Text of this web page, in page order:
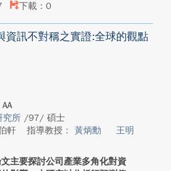
下載：0
資訊不對稱之實證:全球的觀點
究所 /97/ 碩士
軒
指導教授： 黃炳勳
王明
主要探討公司產業多角化對資